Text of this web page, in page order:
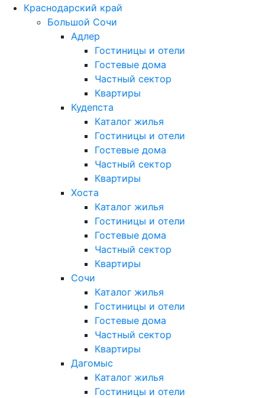
Краснодарский край
Большой Сочи
Адлер
Гостиницы и отели
Гостевые дома
Частный сектор
Квартиры
Кудепста
Каталог жилья
Гостиницы и отели
Гостевые дома
Частный сектор
Квартиры
Хоста
Каталог жилья
Гостиницы и отели
Гостевые дома
Частный сектор
Квартиры
Сочи
Каталог жилья
Гостиницы и отели
Гостевые дома
Частный сектор
Квартиры
Дагомыс
Каталог жилья
Гостиницы и отели